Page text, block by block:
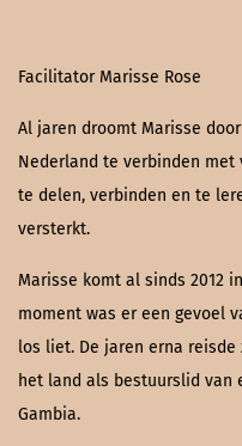
Facilitator Marisse Rose
Al jaren droomt Marisse
Nederland te verbinden met
te delen, verbinden en te
versterkt.
Marisse komt al sinds 2012
moment was er een gevoel
los liet. De jaren erna
het land als bestuurslid van
Gambia.